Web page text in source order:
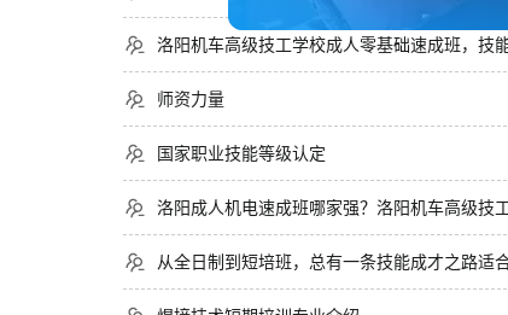
洛阳机车高级技工学校成人零基础速成班，技
师资力量
国家职业技能等级认定
洛阳成人机电速成班哪家强？洛阳机车高级技
从全日制到短培班，总有一条技能成才之路